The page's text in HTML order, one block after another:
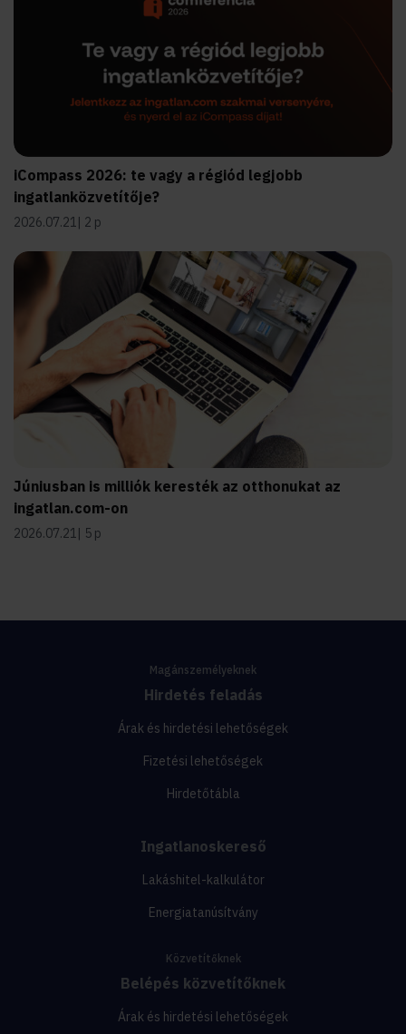
iCompass 2026: te vagy a régiód legjobb
ingatlanközvetítője?
2026.07.21 2 p
Júniusban is milliók keresték az otthonukat az
ingatlan.com-on
2026.07.21 5 p
Magánszemélyeknek
Hirdetés feladás
Árak és hirdetési lehetőségek
Fizetési lehetőségek
Hirdetőtábla
Ingatlanoskereső
Lakáshitel-kalkulátor
Energiatanúsítvány
Közvetítőknek
Belépés közvetítőknek
Árak és hirdetési lehetőségek